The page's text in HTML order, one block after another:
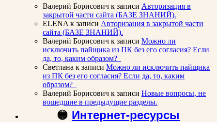
Валерий Борисович к записи Авторизация в
закрытой части сайта (БАЗЕ ЗНАНИЙ).
ELENA к записи Авторизация в закрытой части
сайта (БАЗЕ ЗНАНИЙ).
Валерий Борисович к записи Можно ли
исключить пайщика из ПК без его согласия? Если
да, то, каким образом?
Светлана к записи Можно ли исключить пайщика
из ПК без его согласия? Если да, то, каким
образом?
Валерий Борисович к записи Новые вопросы, не
вошедшие в предыдущие разделы.
🟠 Интернет-ресурсы